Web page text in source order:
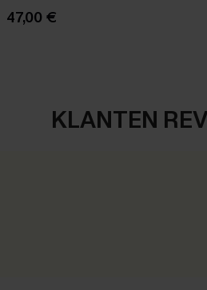
47,00 €
KLANTEN